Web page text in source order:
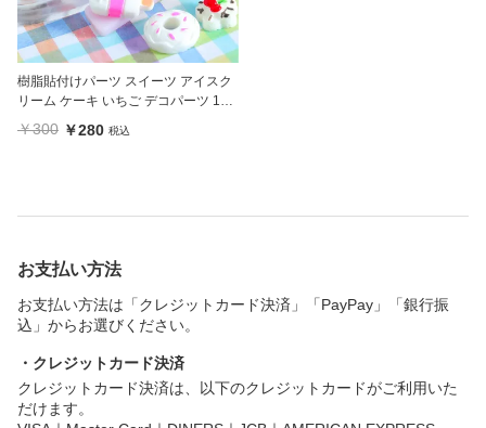
樹脂貼付けパーツ スイーツ アイスク
リーム ケーキ いちご デコパーツ 10
個入
￥300 ￥280 税込
お支払い方法
お支払い方法は「クレジットカード決済」「PayPay」「銀行振
込」からお選びください。
・クレジットカード決済
クレジットカード決済は、以下のクレジットカードがご利用いた
だけます。